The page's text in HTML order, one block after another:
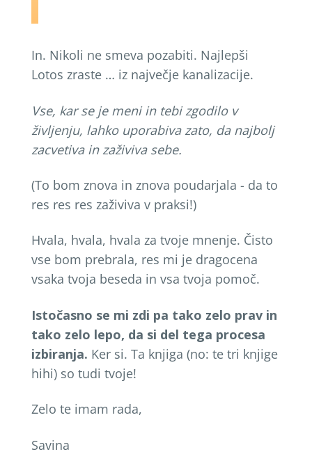
In. Nikoli ne smeva pozabiti. Najlepši
Lotos zraste … iz največje kanalizacije.
Vse, kar se je meni in tebi zgodilo v
življenju, lahko uporabiva zato, da najbolj
zacvetiva in zaživiva sebe.
(To bom znova in znova poudarjala - da to
res res res zaživiva v praksi!)
Hvala, hvala, hvala za tvoje mnenje. Čisto
vse bom prebrala, res mi je dragocena
vsaka tvoja beseda in vsa tvoja pomoč.
Istočasno se mi zdi pa tako zelo prav in
tako zelo lepo, da si del tega procesa
izbiranja. Ker si. Ta knjiga (no: te tri knjige
hihi) so tudi tvoje!
Zelo te imam rada,
Savina